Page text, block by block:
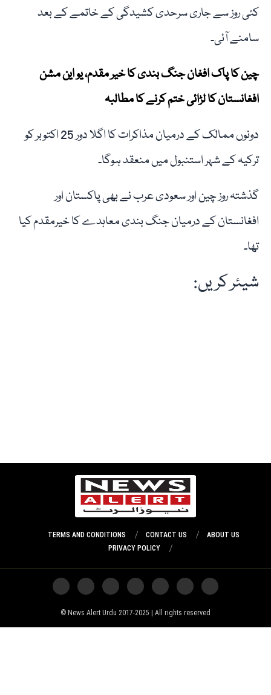
کئی روز سے جاری سرحدی کشیدگی کے خاتمے کے بعد
سامنے آئی۔
چین کا پاک افغان جنگ بندی کا خیر مقدم، یو این مشن
افغانستان کا لڑائی ختم کرنے کا مطالبہ
دونوں ممالک کے درمیان مذاکرات کا اگلا دور 25 اکتوبر کو
ترکیہ کے شہر استنبول میں منعقد ہوگا۔
گذشتہ روز چین اور سعودی عرب نے بھی پاکستان اور
افغانستان کے درمیان جنگ بندی معاہدے کا خیرمقدم کیا
تھا۔
شیئر کریں:
ABOUT US
CONTACT US
TERMS AND CONDITIONS
PRIVACY POLICY
News Alert Urdu 2017-2025 | All rights reserved ©